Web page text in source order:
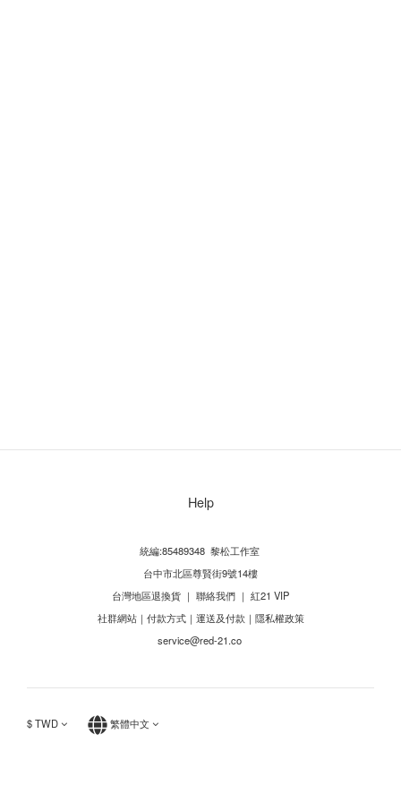
Help
統編:85489348 黎松工作室
台中市北區尊賢街9號14樓
台灣地區退換貨 ｜ 聯絡我們 ｜ 紅21 VIP
社群網站｜ 付款方式｜ 運送及付款 ｜ 隱私權政策
service@red-21.co
$TWD 繁體中文